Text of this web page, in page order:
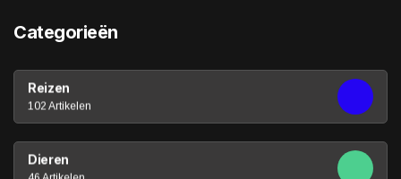
Categorieën
Reizen
102 Artikelen
Dieren